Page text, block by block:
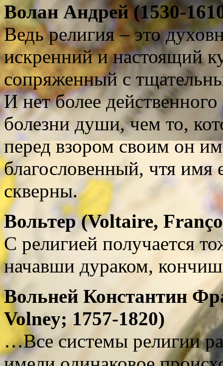
ВоланАндрей (1530-
Ведь религия – это
искренний и настоящий
сопряженный с
И нет более
болезни души, чем то,
перед взором своим он
благословенный, чтя имя
скверны.
Вольтер(Voltaire,
С религией получается
начавши дураком,
Вольней Константин
Volney; 1757-1820)
…Все системы религии